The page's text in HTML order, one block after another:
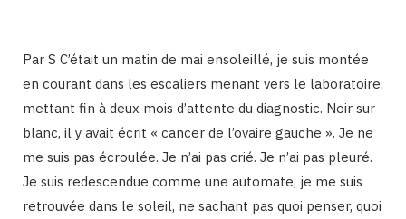
Par S C’était un matin de mai ensoleillé, je suis montée
en courant dans les escaliers menant vers le laboratoire,
mettant fin à deux mois d’attente du diagnostic. Noir sur
blanc, il y avait écrit « cancer de l’ovaire gauche ». Je ne
me suis pas écroulée. Je n’ai pas crié. Je n’ai pas pleuré.
Je suis redescendue comme une automate, je me suis
retrouvée dans le soleil, ne sachant pas quoi penser, quoi